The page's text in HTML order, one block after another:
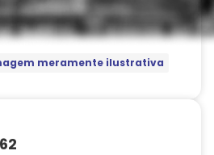
meramente ilustrativa